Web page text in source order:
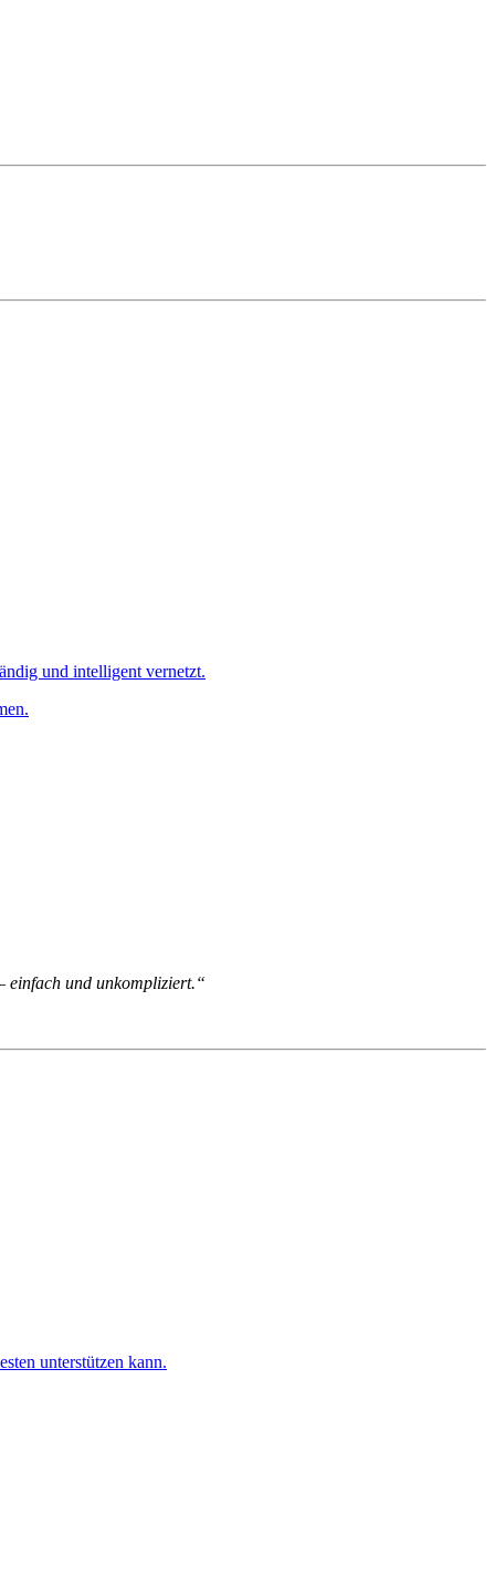
und intelligent vernetzt.
einfach und unkompliziert.“
unterstützen kann.